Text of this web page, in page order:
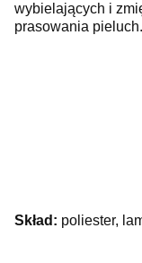
wybielających i
prasowania pieluch.
Skład: poliester,